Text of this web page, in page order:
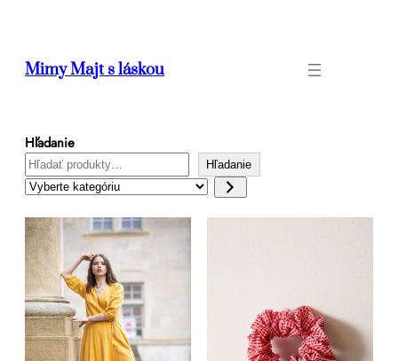
Mimy Majt s láskou
Hľadanie
Hľadanie
Vyberte